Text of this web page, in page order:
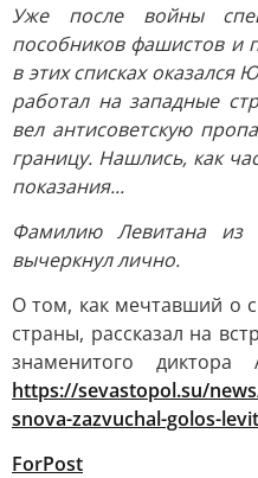
Уже после войны
пособников фашистов и
в этих списках
работал на западные
вел антисоветскую
границу. Нашлись, как
показания...
Фамилию Левитана из
вычеркнул лично.
О том, как мечтавший о
страны, рассказал на
знаменитого диктора
https://sevastopol.su/
snova-zazvuchal-golos-
ForPost